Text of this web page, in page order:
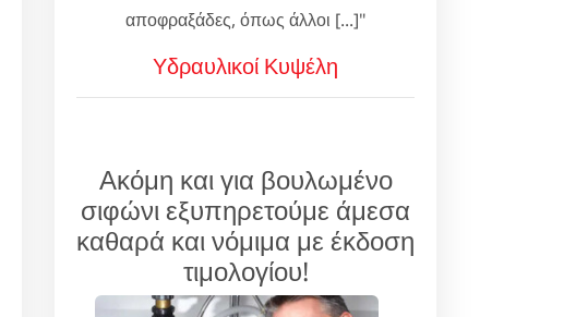
αποφραξάδες, όπως άλλοι [...]"
Υδραυλικοί Κυψέλη
Ακόμη και για βουλωμένο
σιφώνι εξυπηρετούμε άμεσα
καθαρά και νόμιμα με έκδοση
τιμολογίου!